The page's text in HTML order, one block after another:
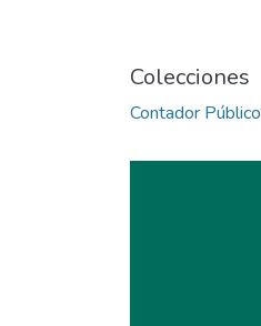
Colecciones
Contador Público